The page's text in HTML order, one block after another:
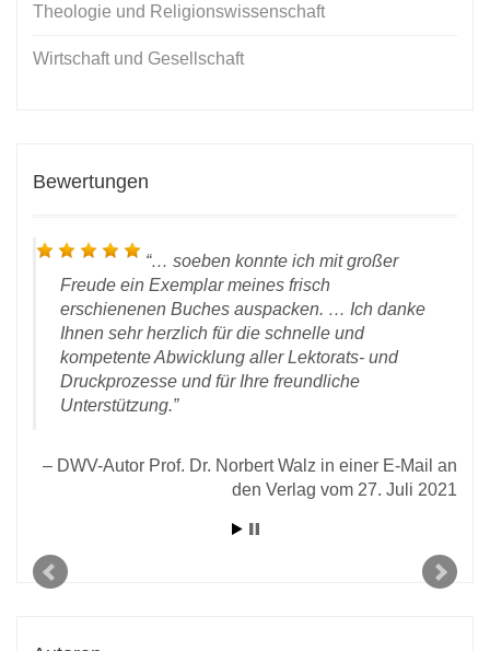
Theologie und Religionswissenschaft
Wirtschaft und Gesellschaft
Bewertungen
… soeben konnte ich mit großer
Freude ein Exemplar meines frisch
erschienenen Buches auspacken. … Ich danke
Ihnen sehr herzlich für die schnelle und
kompetente Abwicklung aller Lektorats- und
Druckprozesse und für Ihre freundliche
Unterstützung.
DWV-Autor Prof. Dr. Norbert Walz in einer E-Mail an
den Verlag vom 27. Juli 2021